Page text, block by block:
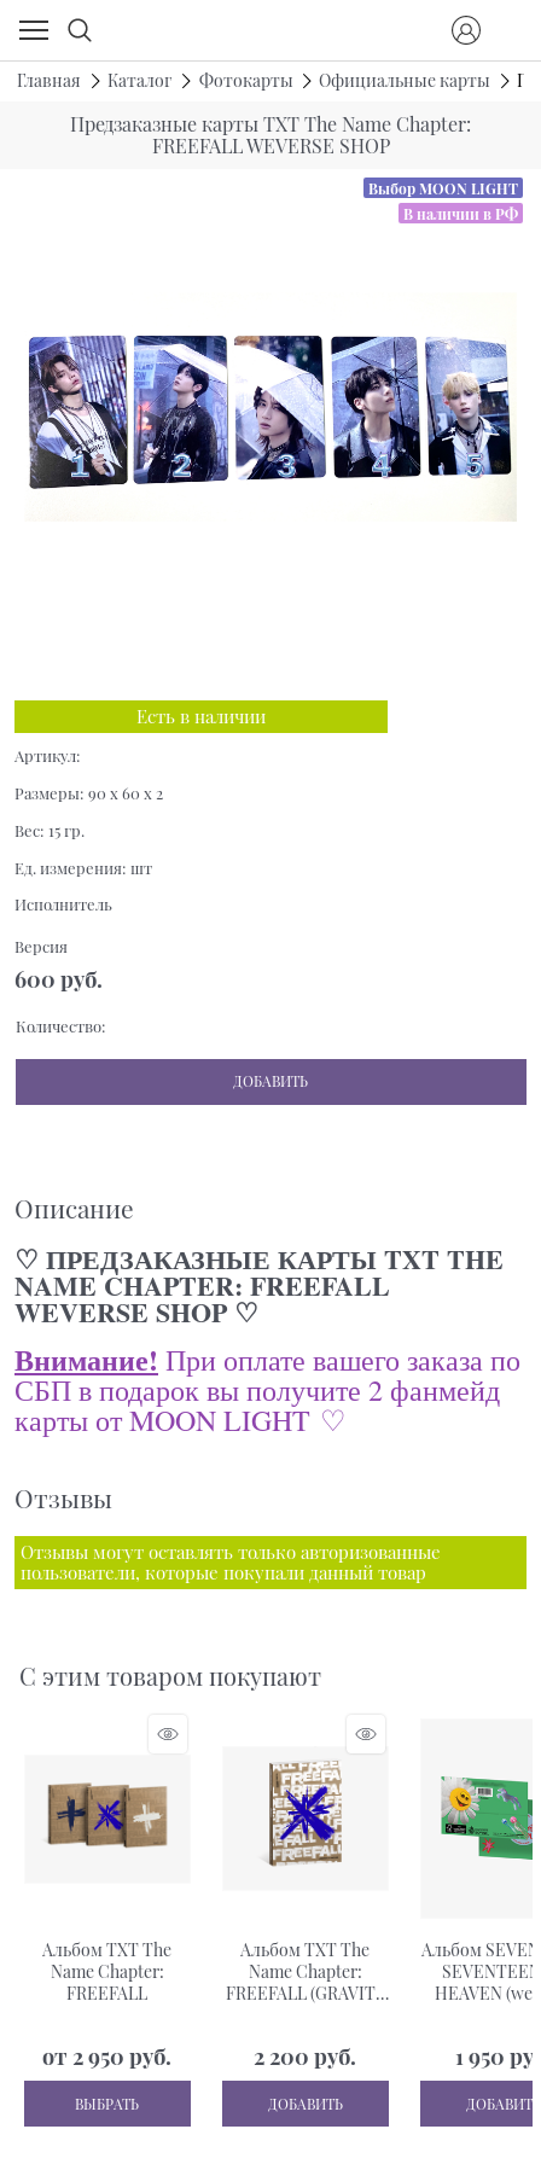
Главная Каталог Фотокарты Официальные карты
Предзаказные карты TXT The Name Chapter:
FREEFALL WEVERSE SHOP
Выбор MOON LIGHT
В наличии в РФ
Есть в наличии
Артикул:
Размеры: 90 x 60 x 2
Вес: 15гр.
Ед. измерения: шт
Исполнитель
Версия
600 руб.
Количество:
ДОБАВИТЬ
Описание
♡ ПРЕДЗАКАЗНЫЕ КАРТЫ TXT THE
NAME CHAPTER: FREEFALL
WEVERSE SHOP ♡
Внимание! При оплате вашего заказа по
СБП в подарок вы получите 2 фанмейд
карты от MOON LIGHT ♡
Отзывы
Отзывы могут оставлять только авторизованные
пользователи, которые покупали данный товар
С этим товаром покупают
Альбом TXT The
Name Chapter:
FREEFALL
от 2 950 руб.
ВЫБРАТЬ
Альбом TXT The
Name Chapter:
FREEFALL (GRAVITY
2 200 руб.
ДОБАВИТЬ
Альбом
HEAVEN
1 950
ДОБАВИТЬ